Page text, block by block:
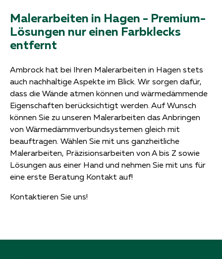
Malerarbeiten in Hagen - Premium-
Lösungen nur einen Farbklecks
entfernt
Ambrock hat bei Ihren Malerarbeiten in Hagen stets
auch nachhaltige Aspekte im Blick. Wir sorgen dafür,
dass die Wände atmen können und wärmedämmende
Eigenschaften berücksichtigt werden. Auf Wunsch
können Sie zu unseren Malerarbeiten das Anbringen
von Wärmedämmverbundsystemen gleich mit
beauftragen. Wählen Sie mit uns ganzheitliche
Malerarbeiten, Präzisionsarbeiten von A bis Z sowie
Lösungen aus einer Hand und nehmen Sie mit uns für
eine erste Beratung Kontakt auf!
Kontaktieren Sie uns!